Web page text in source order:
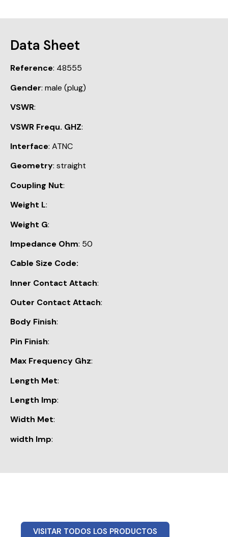
Data Sheet
Reference: 48555
Gender: male (plug)
VSWR:
VSWR Frequ. GHZ:
Interface: ATNC
Geometry: straight
Coupling Nut:
Weight L:
Weight G:
Impedance Ohm: 50
Cable Size Code:
Inner Contact Attach:
Outer Contact Attach:
Body Finish:
Pin Finish:
Max Frequency Ghz:
Length Met:
Length Imp:
Width Met:
width Imp:
VISITAR TODOS LOS PRODUCTOS